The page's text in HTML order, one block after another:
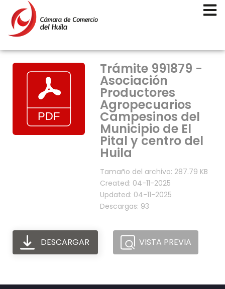
Trámite 991879 -
Asociación
Productores
Agropecuarios
Campesinos del
Municipio de El
Pital y centro del
Huila
Tamaño del archivo: 287.79 KB
Created: 04-11-2025
Updated: 04-11-2025
Descargas: 93
DESCARGAR VISTA PREVIA